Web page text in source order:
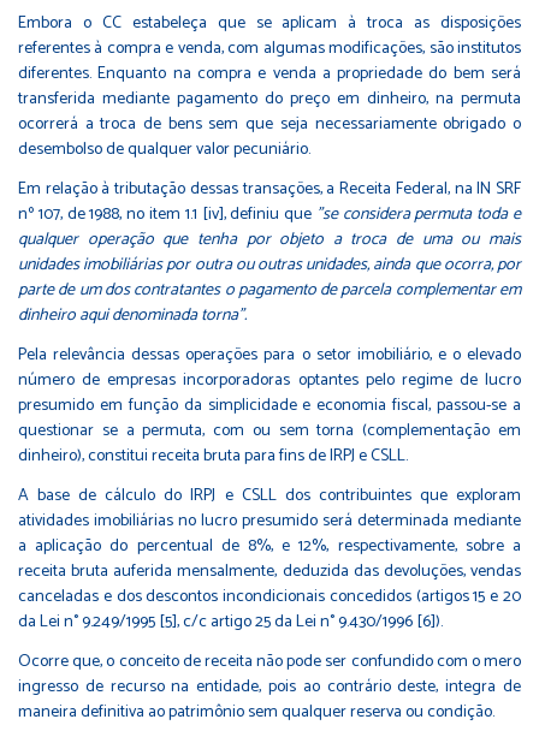
Embora o CC estabeleça que se aplicam à troca as disposições
referentes à compra e venda, com algumas modificações, são institutos
diferentes. Enquanto na compra e venda a propriedade do bem será
transferida mediante pagamento do preço em dinheiro, na permuta
ocorrerá a troca de bens sem que seja necessariamente obrigado o
desembolso de qualquer valor pecuniário.
Em relação à tributação dessas transações, a Receita Federal, na IN SRF
nº 107, de 1988, no item 1.1 [iv], definiu que "se considera permuta toda e
qualquer operação que tenha por objeto a troca de uma ou mais
unidades imobiliárias por outra ou outras unidades, ainda que ocorra, por
parte de um dos contratantes o pagamento de parcela complementar em
dinheiro aqui denominada torna".
Pela relevância dessas operações para o setor imobiliário, e o elevado
número de empresas incorporadoras optantes pelo regime de lucro
presumido em função da simplicidade e economia fiscal, passou-se a
questionar se a permuta, com ou sem torna (complementação em
dinheiro), constitui receita bruta para fins de IRPJ e CSLL.
A base de cálculo do IRPJ e CSLL dos contribuintes que exploram
atividades imobiliárias no lucro presumido será determinada mediante
a aplicação do percentual de 8%, e 12%, respectivamente, sobre a
receita bruta auferida mensalmente, deduzida das devoluções, vendas
canceladas e dos descontos incondicionais concedidos (artigos 15 e 20
da Lei n° 9.249/1995[5], c/c artigo 25 da Lei n° 9.430/1996[6]).
Ocorre que, o conceito de receita não pode ser confundido com o mero
ingresso de recurso na entidade, pois ao contrário deste, integra de
maneira definitiva ao patrimônio sem qualquer reserva ou condição.